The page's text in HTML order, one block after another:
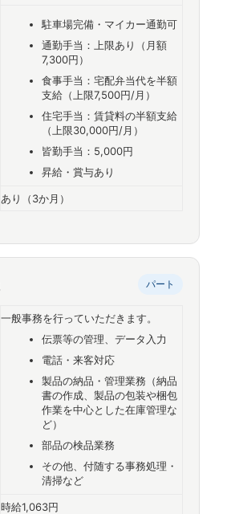
駐車場完備・マイカー通勤可
通勤手当：上限あり（月額
7,300円）
食事手当：宅配弁当代を半額
支給（上限7,500円/月）
住宅手当：賃貸料の半額支給
（上限30,000円/月）
皆勤手当：5,000円
昇給・賞与あり
あり（3か月）
パート
一般事務を行っていただきます。
伝票等の管理、データ入力
電話・来客対応
製品の納品・管理業務（納品
書の作成、製品の包装や梱包
作業を中心とした在庫管理な
ど）
部品の検品業務
その他、付随する事務処理・
清掃など
時給1,063円